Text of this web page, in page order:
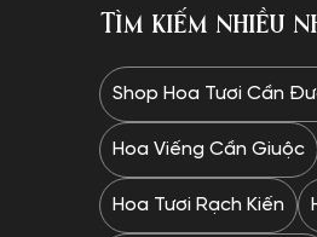
Tìm kiếm nhiều
Shop Hoa Tươi Cần
Hoa Viếng Cần Giuộc
Hoa Tươi Rạch Kiến